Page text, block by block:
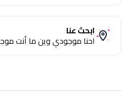
ابحث عنا
احنا موجودي وين ما أنت